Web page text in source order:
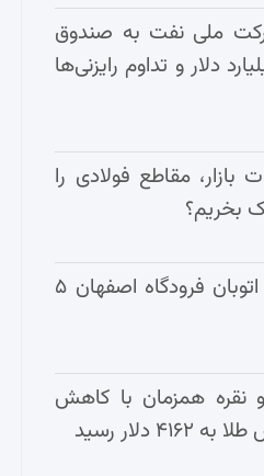
شرکت ملی نفت به صندوق
ملی؛ وصول ۱۲.۸ میلیارد دلار و تداوم رایزنی‌ها
مقاطع فولادی را
بخریم؟
تصادف پیکان با عابران در اتوبان فرودگاه اصفهان ۵
همزمان با کاهش
دلار رسید